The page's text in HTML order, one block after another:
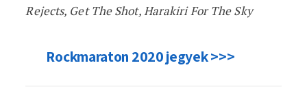
Rejects, Get The Shot, Harakiri For The Sky
Rockmaraton 2020 jegyek >>>